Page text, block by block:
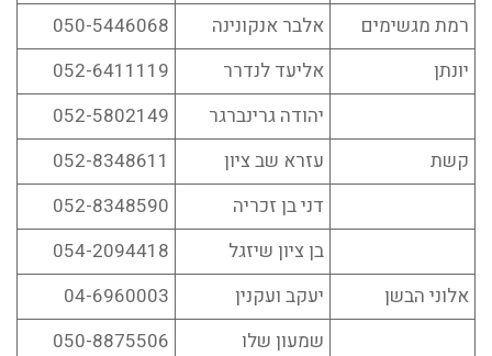
רמת מגשימים
אלבר אנקונינה
050-5446068
יונתן
אליעד לנדרר
052-6411119
יהודה גרינברגר
052-5802149
קשת
עזרא שב ציון
052-8348611
דני בן זכריה
052-8348590
בן ציון שיזגל
054-2094418
אלוני הבשן
יעקב ועקנין
04-6960003
שמעון שלו
050-8875506